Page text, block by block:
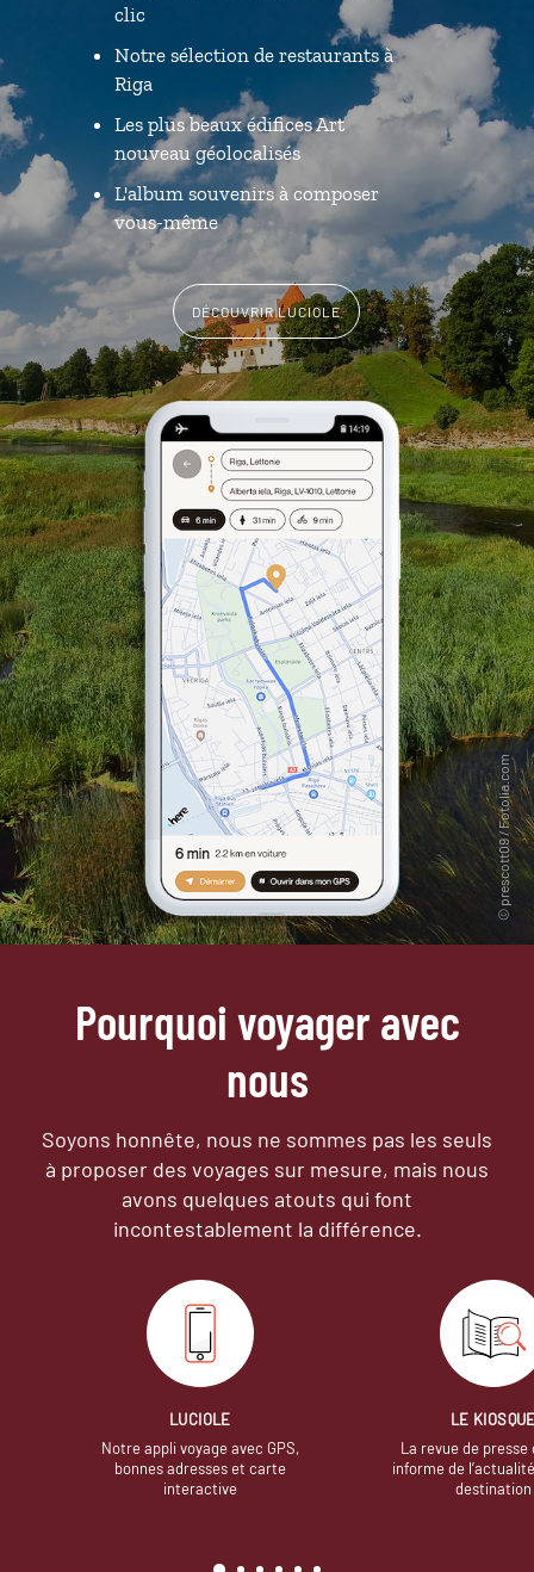
clic
Notre sélection de restaurants à
Riga
Les plus beaux édifices Art
nouveau géolocalisés
L'album souvenirs à composer
vous-même
DÉCOUVRIR LUCIOLE
Pourquoi voyager avec
nous
Soyons honnête, nous ne sommes pas les seuls
à proposer des voyages sur mesure, mais nous
avons quelques atouts qui font
incontestablement la différence.
LUCIOLE
Notre appli voyage avec GPS,
bonnes adresses et carte
interactive
LE
La revue de presse
informe de
destination